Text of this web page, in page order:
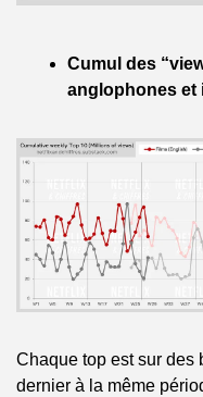
Cumul des
anglophones et
Chaque top est sur des
dernier à la même